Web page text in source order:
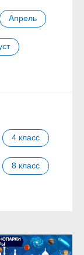
Апрель
4 класс
8 класс